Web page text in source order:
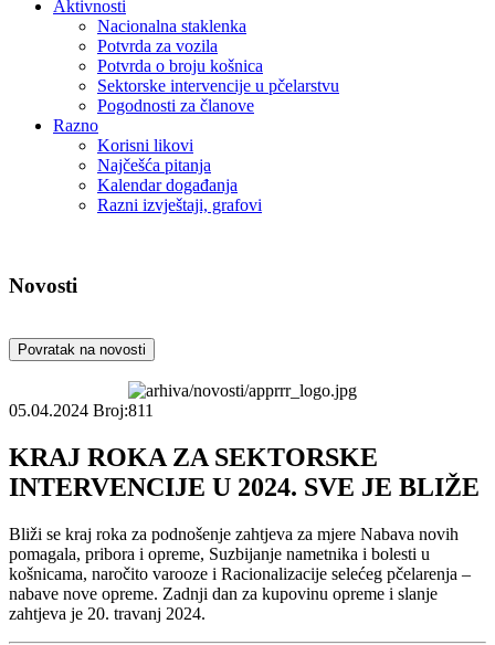
Aktivnosti
Nacionalna staklenka
Potvrda za vozila
Potvrda o broju košnica
Sektorske intervencije u pčelarstvu
Pogodnosti za članove
Razno
Korisni likovi
Najčešća pitanja
Kalendar događanja
Razni izvještaji, grafovi
Novosti
Povratak na novosti
05.04.2024 Broj:811
KRAJ ROKA ZA SEKTORSKE
INTERVENCIJE U 2024. SVE JE BLIŽE
Bliži se kraj roka za podnošenje zahtjeva za mjere Nabava novih
pomagala, pribora i opreme, Suzbijanje nametnika i bolesti u
košnicama, naročito varooze i Racionalizacije selećeg pčelarenja –
nabave nove opreme. Zadnji dan za kupovinu opreme i slanje
zahtjeva je 20. travanj 2024.